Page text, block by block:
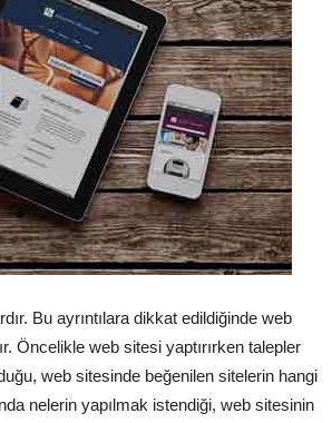
Bu ayrıntılara dikkat edildiğinde web
Öncelikle web sitesi yaptırırken talepler
web sitesinde beğenilen sitelerin hangi
nelerin yapılmak istendiği, web sitesinin